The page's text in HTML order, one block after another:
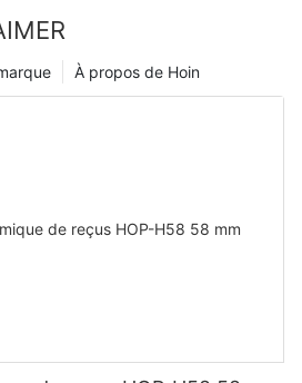
À propos de Hoin